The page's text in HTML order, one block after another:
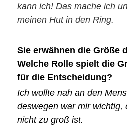
kann ich! Das mache ich
meinen Hut in den Ring.
Sie erwähnen die Größe
Welche Rolle spielt die
für die Entscheidung?
Ich wollte nah an den
deswegen war mir wichtig,
nicht zu groß ist.